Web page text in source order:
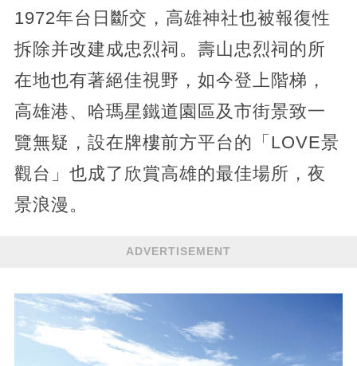
1972年台日斷交，高雄神社也被報復性
拆除并改建成忠烈祠。壽山忠烈祠的所
在地也有著絕佳視野，如今登上階梯，
高雄港、哈瑪星鐵道園區及市街景致一
覽無疑，設在牌樓前方平台的「LOVE景
觀台」也成了欣賞高雄的最佳場所，夜
景浪漫。
ADVERTISEMENT